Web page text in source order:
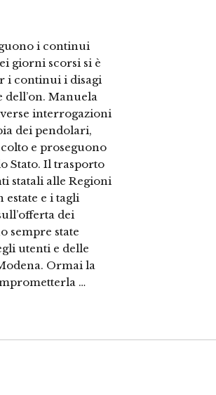
i continui
giorni scorsi si è
i continui i disagi
Manuela
interrogazioni
dei pendolari,
e proseguono
Stato. Il trasporto
statali alle Regioni
e i tagli
dei
sempre state
utenti e delle
Ormai la
…